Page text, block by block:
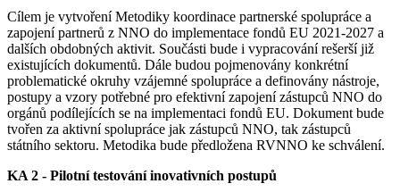
Cílem je vytvoření Metodiky koordinace partnerské spolupráce a
zapojení partnerů z NNO do implementace fondů EU 2021-2027 a
dalších obdobných aktivit. Součásti bude i vypracování rešerší již
existujících dokumentů. Dále budou pojmenovány konkrétní
problematické okruhy vzájemné spolupráce a definovány nástroje,
postupy a vzory potřebné pro efektivní zapojení zástupců NNO do
orgánů podílejících se na implementaci fondů EU. Dokument bude
tvořen za aktivní spolupráce jak zástupců NNO, tak zástupců
státního sektoru. Metodika bude předložena RVNNO ke schválení.
KA 2 - Pilotní testování inovativních postupů